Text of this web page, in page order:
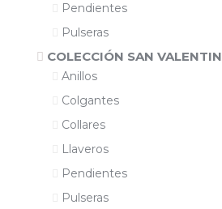
Pendientes
Pulseras
COLECCIÓN SAN VALENTIN
Anillos
Colgantes
Collares
Llaveros
Pendientes
Pulseras